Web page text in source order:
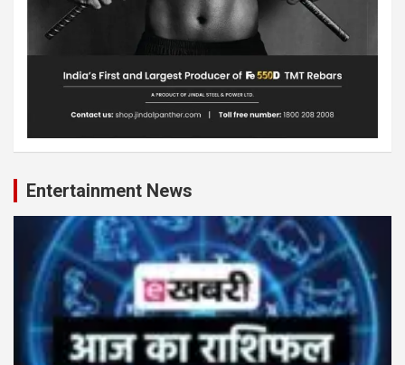
Entertainment News